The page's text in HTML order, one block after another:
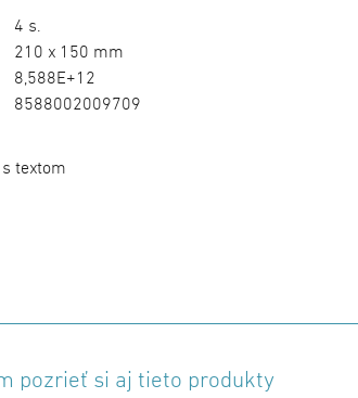
4 s.
210 x 150 mm
8,588E+12
8588002009709
textom
pozrieť si aj tieto produkty